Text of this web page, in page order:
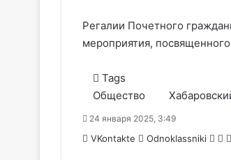
Регалии Почетного
мероприятия,
Tags
Общество
24 января 2025, 3:49
VKontakte Odnoklassniki